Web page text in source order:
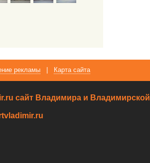
рекламы Карта сайта
cайт Владимира и Владимирской